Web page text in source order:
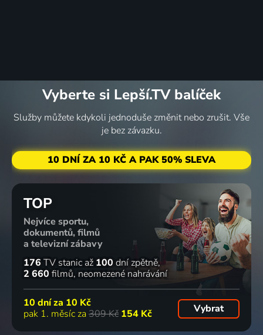
Vyberte si Lepší.TV balíček
Služby můžete kdykoli jednoduše změnit nebo zrušit. Vše
je bez závazku.
10 DNÍ ZA 10 KČ A PAK 50% SLEVA
TOP
Nejvíce sportu,
dokumentů, filmů
a televizní zábavy
176 TV stanic až 100 dní zpětně
2 660 filmů neomezené nahrávání
10 dní za 10 Kč
pak 1. měsíc za 309 Kč 154 Kč Vybrat